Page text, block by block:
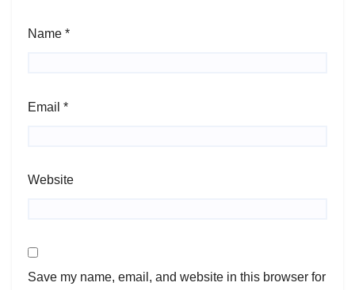
Name *
Email *
Website
Save my name, email, and website in this browser for